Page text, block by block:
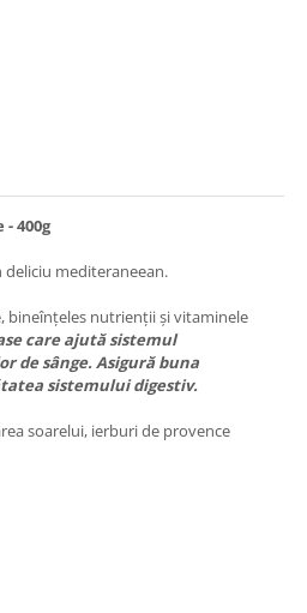
400g
deliciu mediteraneean.
bineînțeles nutrienții și vitaminele
care ajută sistemul
de sânge. Asigură buna
sistemului digestiv.
soarelui, ierburi de provence